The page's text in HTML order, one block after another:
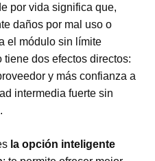
por vida significa que,
daños por mal uso o
el módulo sin límite
tiene dos efectos directos:
y más confianza a
intermedia fuerte sin
la opción inteligente